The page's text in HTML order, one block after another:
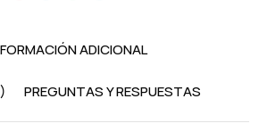
ADICIONAL
PREGUNTAS Y RESPUESTAS